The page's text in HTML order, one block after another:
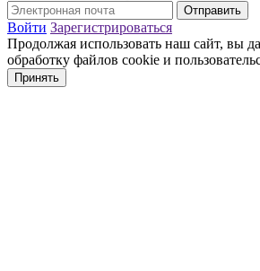
Войти Зарегистрироваться
Продолжая использовать наш сайт, вы
обработку файлов cookie и
Принять